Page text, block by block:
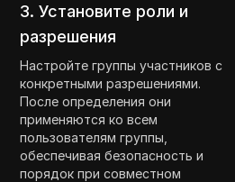
3. Установите роли и
разрешения
Настройте группы участников с
конкретными разрешениями.
После определения они
применяются ко всем
пользователям группы,
обеспечивая безопасность и
порядок при совместном